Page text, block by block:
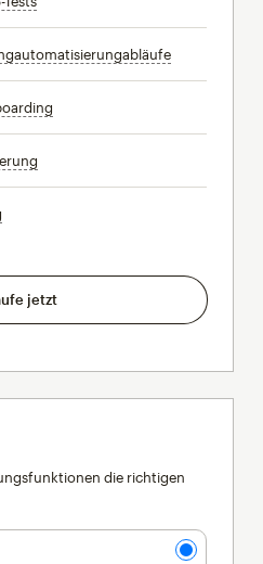
tooltip
jetzt
die richtigen